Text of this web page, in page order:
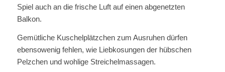
Spiel auch an die frische Luft auf einen abgenetzten
Balkon.
Gemütliche Kuschelplätzchen zum Ausruhen dürfen
ebensowenig fehlen, wie Liebkosungen der hübschen
Pelzchen und wohlige Streichelmassagen.